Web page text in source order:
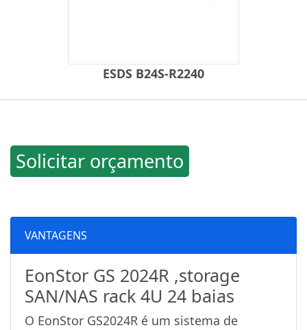
ESDS B24S-R2240
Solicitar orçamento
VANTAGENS
EonStor GS 2024R ,storage
SAN/NAS rack 4U 24 baias
O EonStor GS2024R é um sistema de